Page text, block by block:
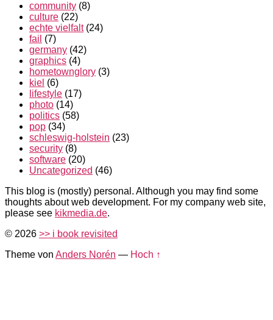
community (8)
culture (22)
echte vielfalt(24)
fail (7)
germany (42)
graphics (4)
hometownglory (3)
kiel (6)
lifestyle (17)
photo (14)
politics (58)
pop (34)
schleswig-holstein (23)
security (8)
software (20)
Uncategorized (46)
This blog is (mostly) personal. Although you may find some
thoughts about web development. For my company web site,
please see kikmedia.de.
© 2026 >> i book revisited
Theme von Anders Norén — Hoch ↑